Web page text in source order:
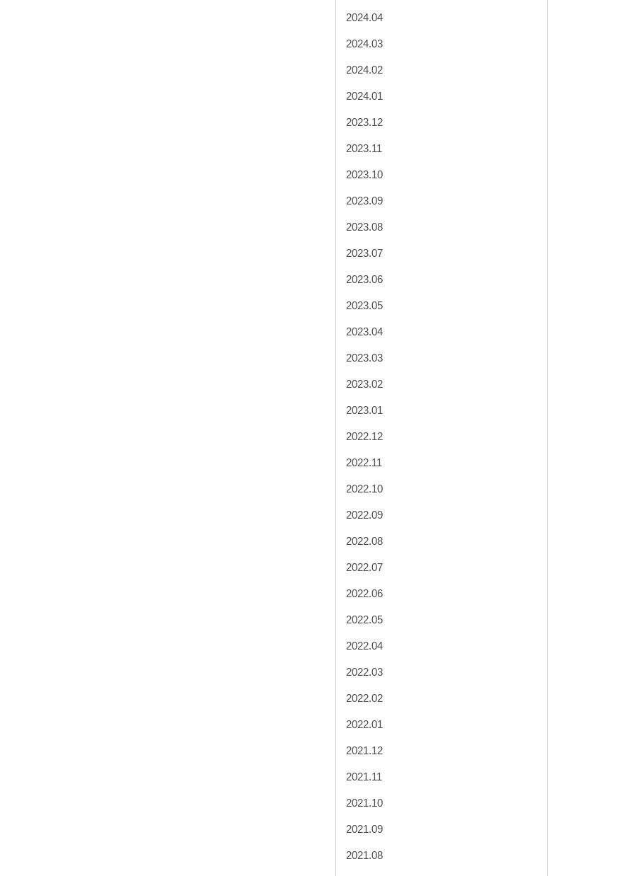
2024.04
2024.03
2024.02
2024.01
2023.12
2023.11
2023.10
2023.09
2023.08
2023.07
2023.06
2023.05
2023.04
2023.03
2023.02
2023.01
2022.12
2022.11
2022.10
2022.09
2022.08
2022.07
2022.06
2022.05
2022.04
2022.03
2022.02
2022.01
2021.12
2021.11
2021.10
2021.09
2021.08